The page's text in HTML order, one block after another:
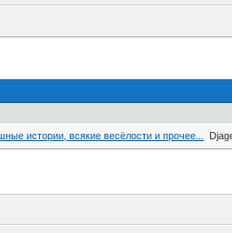
истории, всякие весёлости и прочее...